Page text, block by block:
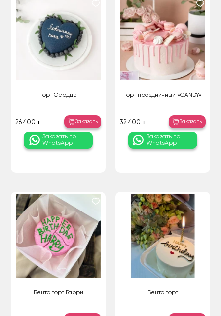
Торт Сердце
26 400 ₸ Заказать
Заказать по
WhatsApp
Торт праздничный «CANDY»
32 400 ₸ Заказать
Заказать по
WhatsApp
Бенто торт Гарри Бенто торт